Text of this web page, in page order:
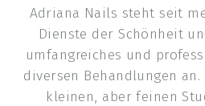
Adriana Nails steht seit
Dienste der Schönheit
umfangreiches und
diversen Behandlungen
kleinen, aber feinen